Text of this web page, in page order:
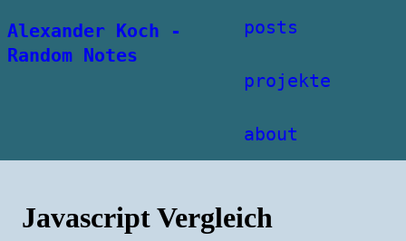
Alexander Koch -
Random Notes
posts
projekte
about
Javascript Vergleich